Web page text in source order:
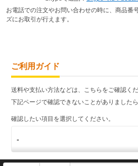
お電話での注文やお問い合わせの時に、商品番
ズにお取引が行えます。
ご利用ガイド
送料や支払い方法などは、こちらをご確認くだ
下記ページで確認できないことがありました
確認したい項目を選択してください。